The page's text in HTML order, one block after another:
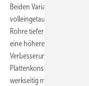
Beiden Varianten gemein
volleingetauchtem Rohr.
Rohre tiefer als bei
eine höhere Heiz- und
Verbesserung der Stabilität
Plattenkonstruktion ist
werkseitig mit einer